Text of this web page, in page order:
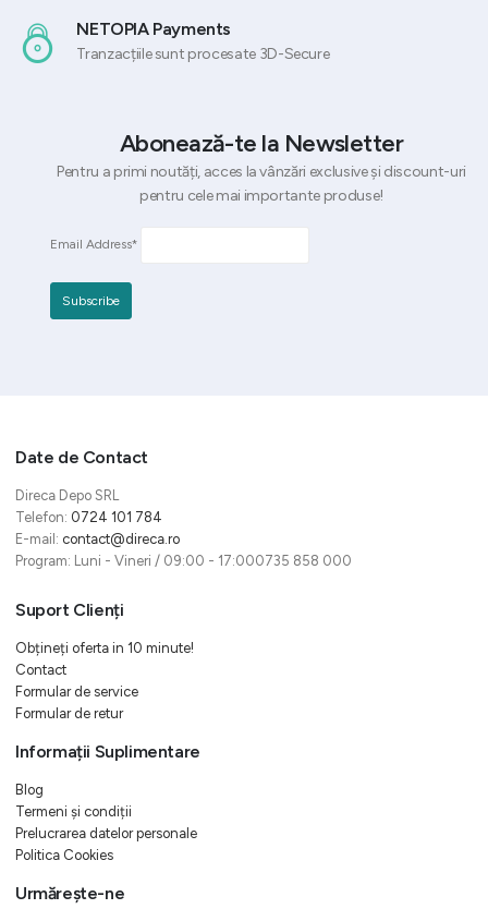
NETOPIA Payments
Tranzacțiile sunt procesate 3D-Secure
Abonează-te la Newsletter
Pentru a primi noutăți, acces la vânzări exclusive și discount-uri
pentru cele mai importante produse!
Email Address*
Date de Contact
Direca Depo SRL
Telefon: 0724 101 784
E-mail: contact@direca.ro
Program: Luni - Vineri / 09:00 - 17:000735 858 000
Suport Clienți
Obțineți oferta in 10 minute!
Contact
Formular de service
Formular de retur
Informații Suplimentare
Blog
Termeni și condiții
Prelucrarea datelor personale
Politica Cookies
Urmărește-ne